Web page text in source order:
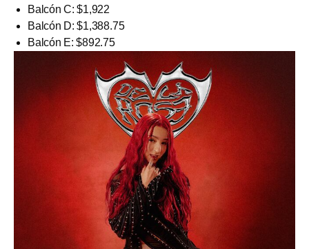
Balcón C: $1,922
Balcón D: $1,388.75
Balcón E: $892.75